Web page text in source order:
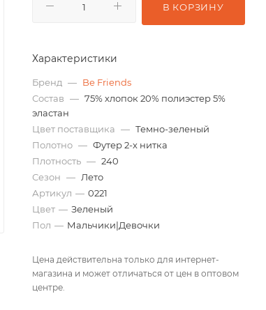
В КОРЗИНУ
Характеристики
Бренд — Be Friends
Состав — 75% хлопок 20% полиэстер 5%
эластан
Цвет поставщика — Темно-зеленый
Полотно — Футер 2-х нитка
Плотность — 240
Сезон — Лето
Артикул — 0221
Цвет — Зеленый
Пол — Мальчики|Девочки
Цена действительна только для интернет-
магазина и может отличаться от цен в оптовом
центре.